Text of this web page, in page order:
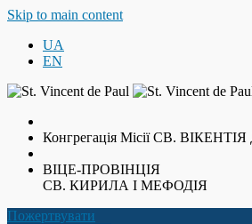
Skip to main content
UA
EN
Конгрегація МісіїСВ.
ВІЦЕ-ПРОВІНЦІЯ
СВ. КИРИЛА І МЕФОДІЯ
Пожертвувати